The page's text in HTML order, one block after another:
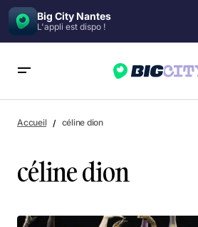
Big City Nantes
L'appli est dispo !
Accueil céline dion
céline dion